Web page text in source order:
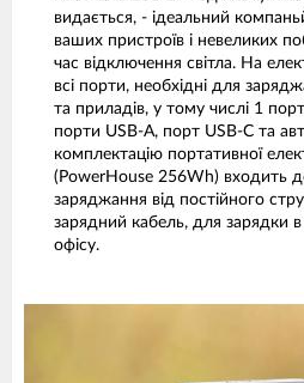
видається, - ідеальний
ваших пристроїв і невеликих
час відключення світла. На
всі порти, необхідні для
та приладів, у тому числі 1
порти USB-A, порт USB-C та
комплектацію портативної
(PowerHouse 256Wh) входить
заряджання від постійного
зарядний кабель, для зарядки
офісу.